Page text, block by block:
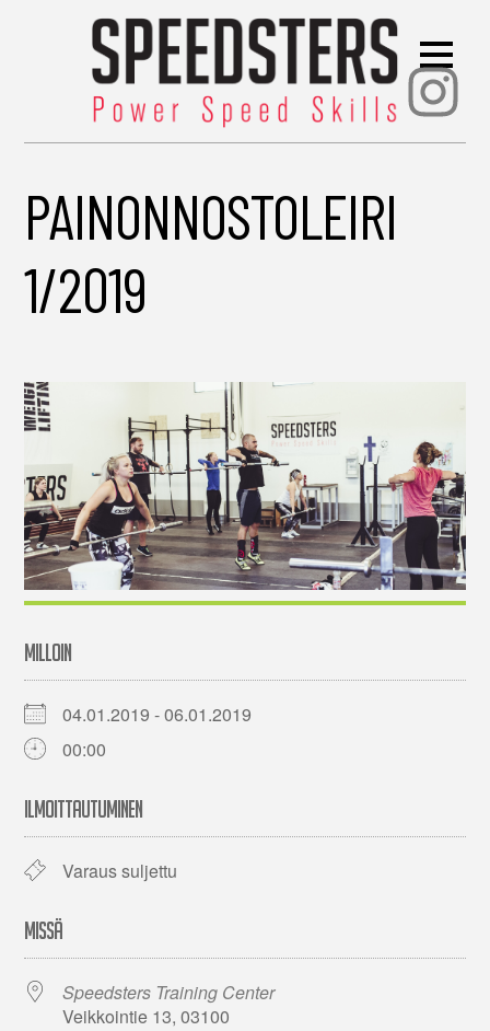
PAINONNOSTOLEIRI
1/2019
MILLOIN
04.01.2019 - 06.01.2019
00:00
ILMOITTAUTUMINEN
Varaus suljettu
MISSÄ
Speedsters Training Center
Veikkointie 13, 03100